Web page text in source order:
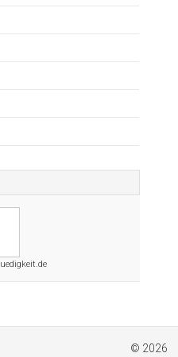
© 2026